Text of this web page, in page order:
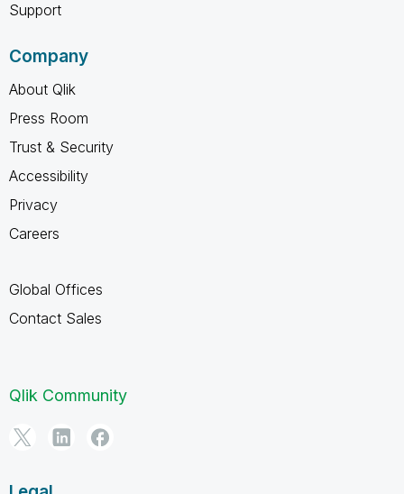
Support
Company
About Qlik
Press Room
Trust & Security
Accessibility
Privacy
Careers
Global Offices
Contact Sales
Qlik Community